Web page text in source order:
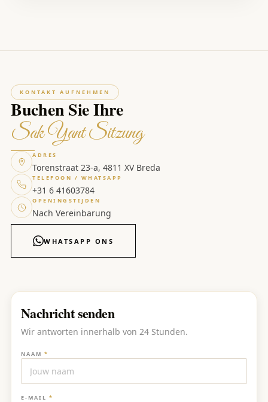
KONTAKT AUFNEHMEN
Buchen Sie Ihre
Sak Yant Sitzung
ADRES
Torenstraat 23-a, 4811 XV Breda
TELEFOON / WHATSAPP
+31 6 41603784
OPENINGSTIJDEN
Nach Vereinbarung
WHATSAPP ONS
Nachricht senden
Wir antworten innerhalb von 24 Stunden.
NAAM *
E-MAIL *